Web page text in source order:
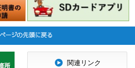
関連リンク